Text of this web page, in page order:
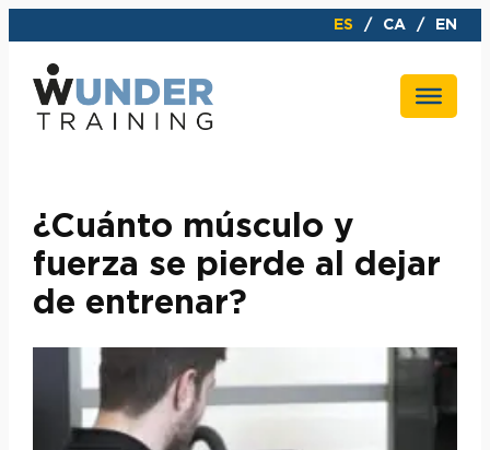
al
contenido
ES CA EN
¿Cuánto músculo y
fuerza se pierde al dejar
de entrenar?